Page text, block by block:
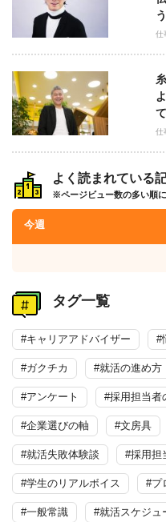
仕
仕
よく読まれている
※ページビュー数の多い順
今週
タグ一覧
#キャリアアドバイザー #
#ガクチカ #就活の進め方
#アンケート #採用担当者
#企業選びの軸 #文房具
#就活失敗体験談 #採用担
#学生のリアルボイス #プ
#一般常識 #就活スケジュ